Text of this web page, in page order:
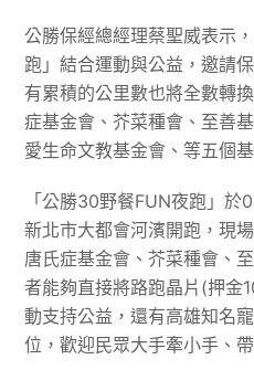
公勝保經總經理蔡聖威表示
跑」結合運動與公益，邀請
有累積的公里數也將全數轉
症基金會、芥菜種會、至善
愛生命文教基金會、等五個
「公勝30野餐FUN夜跑」
新北市大都會河濱開跑，現
唐氏症基金會、芥菜種會、
者能夠直接將路跑晶片(押金
動支持公益，還有高雄知名
位，歡迎民眾大手牽小手、